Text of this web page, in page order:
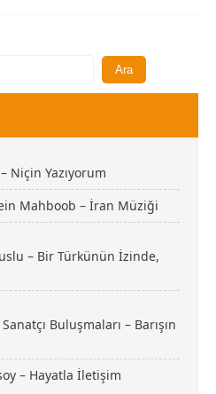
Niçin Yazıyorum
Mahboob – İran Müziği
– Bir Türkünün İzinde,
Buluşmaları – Barışın
– Hayatla İletişim